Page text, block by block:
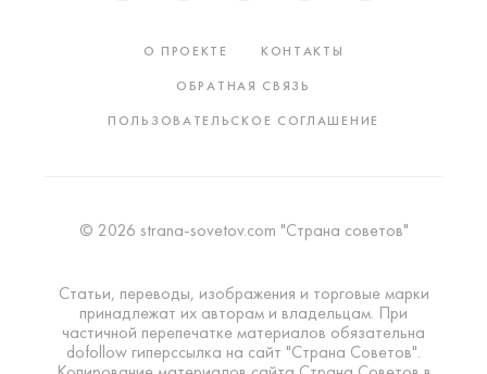
О ПРОЕКТЕ
КОНТАКТЫ
ОБРАТНАЯ СВЯЗЬ
ПОЛЬЗОВАТЕЛЬСКОЕ СОГЛАШЕНИЕ
© 2026 strana-sovetov.com "Страна советов"
Статьи, переводы, изображения и торговые марки
принадлежат их авторам и владельцам. При
частичной перепечатке материалов обязательна
dofollow гиперссылка на сайт "Страна Советов".